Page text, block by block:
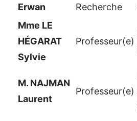
Erwan
Recherche
Mme LE
HÉGARAT
Sylvie
Professeur(e)
M. NAJMAN
Laurent
Professeur(e)